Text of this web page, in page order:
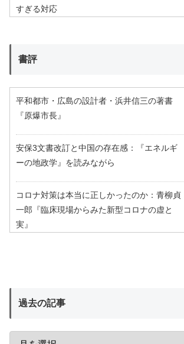
すぎる対応
書評
平和都市・広島の設計者・浜井信三の著書
『原爆市長』
安保3文書改訂と中国の存在感：『エネルギ
ーの地政学』を読みながら
コロナ対策は本当に正しかったのか：青柳貞
一郎『臨床現場からみた新型コロナの虚と
実』
過去の記事